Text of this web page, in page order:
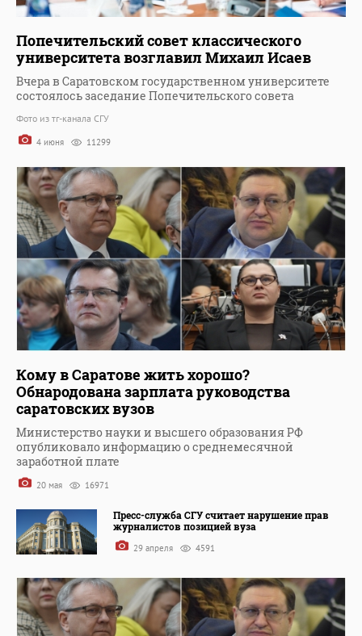
Попечительский совет классического
университета возглавил Михаил Исаев
Вчера в Саратовском государственном университете
состоялось заседание Попечительского совета
Фото из тг-канала СГУ
4 июня 11299
Кому в Саратове жить хорошо?
Обнародована зарплата руководства
саратовских вузов
Министерство науки и высшего образования РФ
опубликовало информацию о среднемесячной
заработной плате
20 мая 16971
Пресс-служба СГУ считает нарушение прав
журналистов позицией вуза
29 апреля 4591